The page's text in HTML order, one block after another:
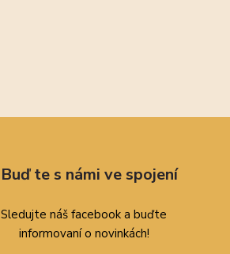
Buď te s námi ve spojení
Sledujte náš facebook a buďte
informovaní o novinkách!